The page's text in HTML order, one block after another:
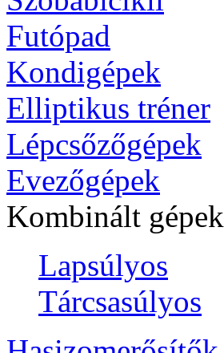
Futópad
Kondigépek
Elliptikus tréner
Lépcsőzőgépek
Evezőgépek
Kombinált gépek
Lapsúlyos
Tárcsasúlyos